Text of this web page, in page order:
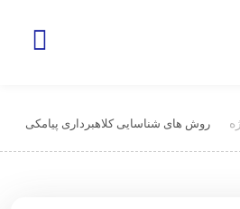
روش های شناسایی کلاهبرداری پیامکی